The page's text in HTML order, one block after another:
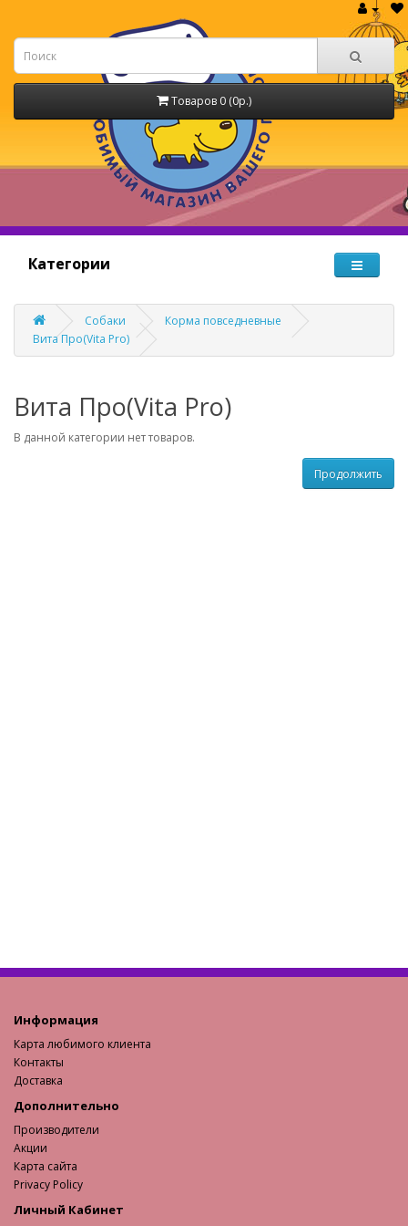
Товаров 0 (0р.)
Категории
Собаки
Корма повседневные
Вита Про(Vita Pro)
Вита Про(Vita Pro)
В данной категории нет товаров.
Продолжить
Информация
Карта любимого клиента
Контакты
Доставка
Дополнительно
Производители
Акции
Карта сайта
Privacy Policy
Личный Кабинет